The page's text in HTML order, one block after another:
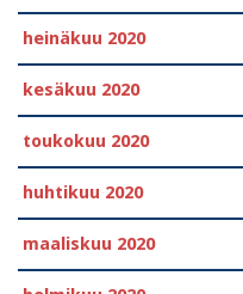
heinäkuu 2020
kesäkuu 2020
toukokuu 2020
huhtikuu 2020
maaliskuu 2020